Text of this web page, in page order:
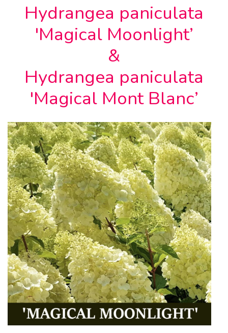
Hydrangea paniculata
'Magical Moonlight’
&
Hydrangea paniculata
'Magical Mont Blanc’